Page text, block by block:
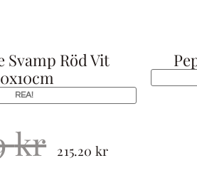
Svamp Röd Vit
REA!
kr 215.20 kr